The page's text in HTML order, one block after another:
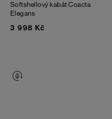
Softshellový kabát Coacta
Elegans
3 998 Kč